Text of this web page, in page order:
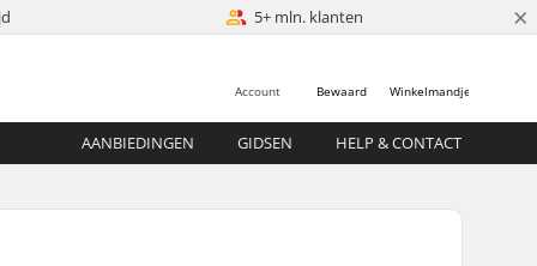
5+ mln. klanten ×
Winkelmandje
Bewaard
Account
AANBIEDINGEN GIDSEN HELP & CONTACT